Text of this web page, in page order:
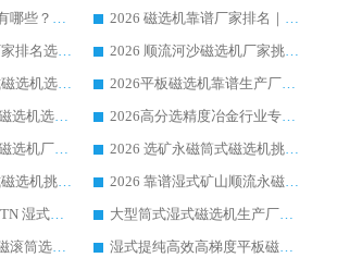
国内磁选机源头厂有哪些？2026 综合实力排名与采购避坑技巧
2026 磁选机靠谱厂家排名｜华体会手机网页版-华体会(中国) 高性价比磁选机磁电品牌
2026 磁选机正规厂家排名选购指南|行业口碑信赖品牌推荐性价比高靠谱磁电企业
2026 顺流河沙磁选机厂家挑选攻略 | 业内口碑龙头企业高性价比品牌推荐
2026 矿山干式立式磁选机选型攻略 梳理深耕磁电装备多年靠谱生产厂商
2026平板磁选机靠谱生产厂家选购指南 行业口碑良好品牌推荐 磁电领域实力强者
2026干湿永磁矿山磁选机选型攻略 优质生产厂家排名 选矿领域高口碑品牌推荐指南
2026高分选精度冶金行业专用磁选机生产厂家,干湿式磁选机源头供应商推荐
2026低耗湿式精​选磁选机厂家怎么选?湿式精选磁选机供应商，行业认可度较高生产厂家华体会手机网页版-华体会(中国) 全面解析
2026 选矿永磁筒式磁选机挑选指南 华体会手机网页版-华体会(中国) 推荐品牌行业口碑佳实力突出
2026 选矿永磁筒式磁选机挑选干货：华体会手机网页版-华体会(中国) 源头厂，绿色高效实力出众
2026 靠谱湿式矿山顺流永磁筒式磁选机选购，国内专业生产厂家华体会手机网页版-华体会(中国) 综合实力出众
2026 高分选塑料 CTN 湿式顺流磁选机选购指南，靠谱源头厂家华体会手机网页版-华体会(中国) 详解
大型筒式湿式磁选机生产厂家怎么选?华体会手机网页版-华体会(中国) 设备口碑广受行业认可
全磁高吸附深度永磁滚筒选购指南 业内口碑稳定磁电设备生产厂家详细推荐
湿式提纯高效高梯度平板磁选机靠谱设备源头厂商华体会手机网页版-华体会(中国) 综合测评